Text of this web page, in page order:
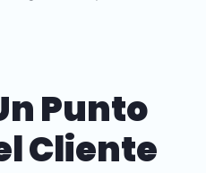
Punto
Cliente